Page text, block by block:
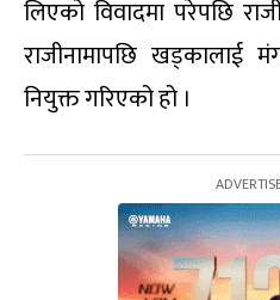
लिएको विवादमा परेपछि
राजीनामापछि खड्कालाई
नियुक्त गरिएको हो ।